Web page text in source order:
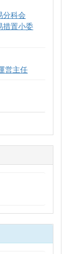
分科会
措置小委
営主任